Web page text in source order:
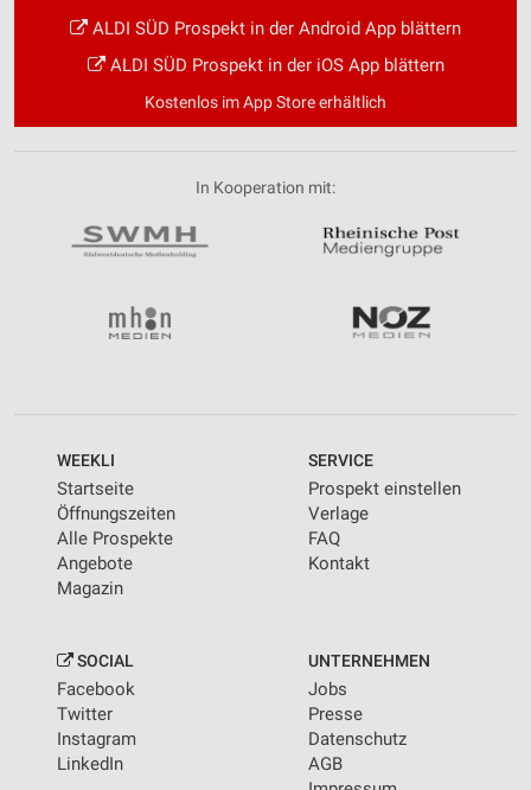
ALDI SÜD Prospekt in der Android App blättern
ALDI SÜD Prospekt in der iOS App blättern
Kostenlos im App Store erhältlich
In Kooperation mit:
WEEKLI
Startseite
Öffnungszeiten
Alle Prospekte
Angebote
Magazin
SERVICE
Prospekt einstellen
Verlage
FAQ
Kontakt
SOCIAL
Facebook
Twitter
Instagram
LinkedIn
UNTERNEHMEN
Jobs
Presse
Datenschutz
AGB